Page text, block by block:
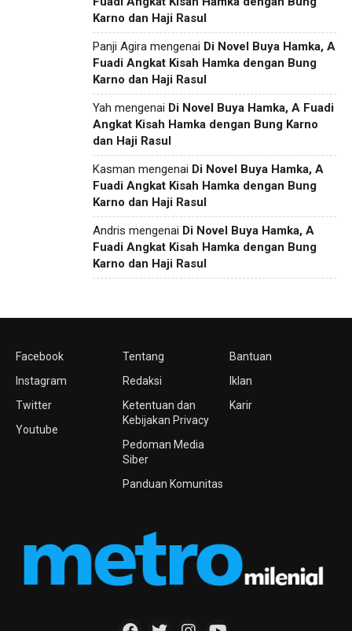
Karno dan Haji Rasul
Panji Agira mengenai Di Novel Buya Hamka, A
Fuadi Angkat Kisah Hamka dengan Bung
Karno dan Haji Rasul
Yah mengenai Di Novel Buya Hamka, A Fuadi
Angkat Kisah Hamka dengan Bung Karno
dan Haji Rasul
Kasman mengenai Di Novel Buya Hamka, A
Fuadi Angkat Kisah Hamka dengan Bung
Karno dan Haji Rasul
Andris mengenai Di Novel Buya Hamka, A
Fuadi Angkat Kisah Hamka dengan Bung
Karno dan Haji Rasul
Facebook
Instagram
Twitter
Youtube
Tentang
Redaksi
Ketentuan dan
Kebijakan Privacy
Pedoman Media
Siber
Panduan Komunitas
Bantuan
Iklan
Karir